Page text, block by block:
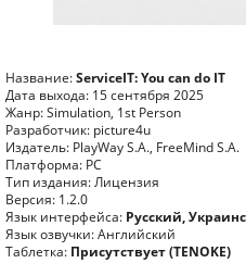
Название:ServiceIT: You can do IT
Дата выхода: 15 сентября 2025
Жанр: Simulation, 1st Person
Разработчик: picture4u
Издатель: PlayWay S.A., FreeMind S.A.
Платформа: PC
Тип издания: Лицензия
Версия: 1.2.0
Язык интерфейса: Русский,
Язык озвучки: Английский
Таблетка: Присутствует (TENOKE)